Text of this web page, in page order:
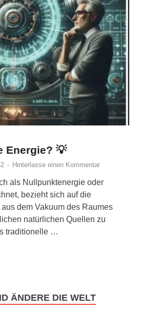
Energie? 💡
- Hinterlasse einen Kommentar
als Nullpunktenergie oder
bezieht sich auf die
dem Vakuum des Raumes
natürlichen Quellen zu
traditionelle …
ÄNDERE DIE WELT